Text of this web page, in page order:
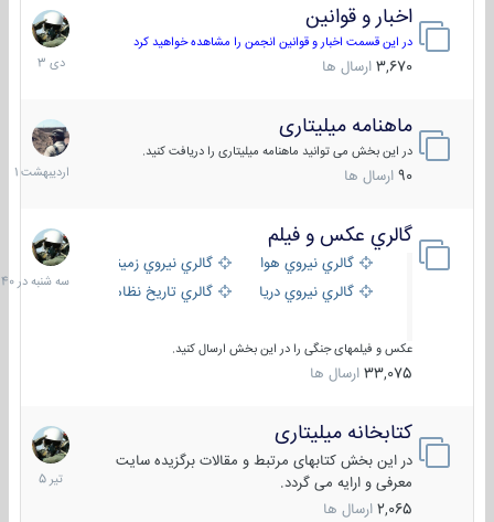
اخبار و قوانین
در این قسمت اخبار و قوانین انجمن را مشاهده خواهید کرد
3,670 ارسال ها
22
دی
1403
ماهنامه میلیتاری
در این بخش می توانید ماهنامه میلیتاری را دریافت کنید.
90 ارسال ها
30
1401
گالري عكس و فيلم
گالري نيروي هوايي
گالري نيروي زميني
گالري نيروي دريايي
گالري تاریخ نظامی
عکس و فیلمهای جنگی را در این بخش ارسال کنید.
33,075 ارسال ها
سه
شنبه
در
کتابخانه میلیتاری
در این بخش کتابهای مرتبط و مقالات برگزیده سایت
معرفی و ارایه می گردد.
2,065 ارسال ها
16
تیر
1405